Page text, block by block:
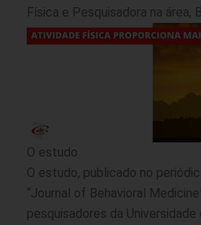
Física e Pesquisadora na área,
O estudo
O estudo, publicado no
“Journal of Behavioral
pesquisadores da Universidade